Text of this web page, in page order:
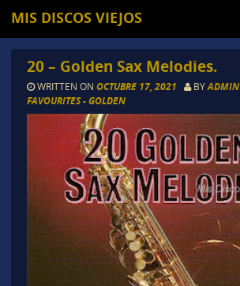
MIS DISCOS VIEJOS
20 – Golden Sax Melodies.
WRITTEN ON OCTUBRE 17, 2021 BYADMIN
FAVOURITES - GOLDEN